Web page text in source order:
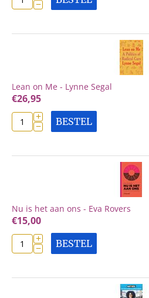
−
Lean on Me - Lynne Segal
€26,95
+
− BESTEL
Nu is het aan ons - Eva Rovers
€15,00
+
− BESTEL